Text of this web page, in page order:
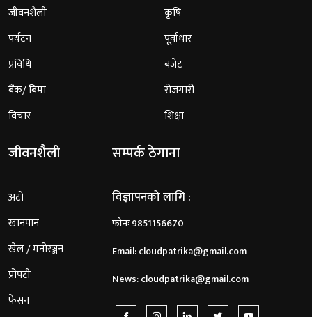
जीवनशैली
पर्यटन
प्रविधि
बैंक/ बिमा
विचार
कृषि
पूर्वाधार
बजेट
रोजगारी
शिक्षा
जीवनशैली
अटो
खानपान
खेल / मनोरञ्जन
प्रोपटी
फेसन
सम्पर्क ठेगाना
विज्ञापनको लागि :
फोनः 9851156670
Email:cloudpatrika@gmail.com
News:cloudpatrika@gmail.com